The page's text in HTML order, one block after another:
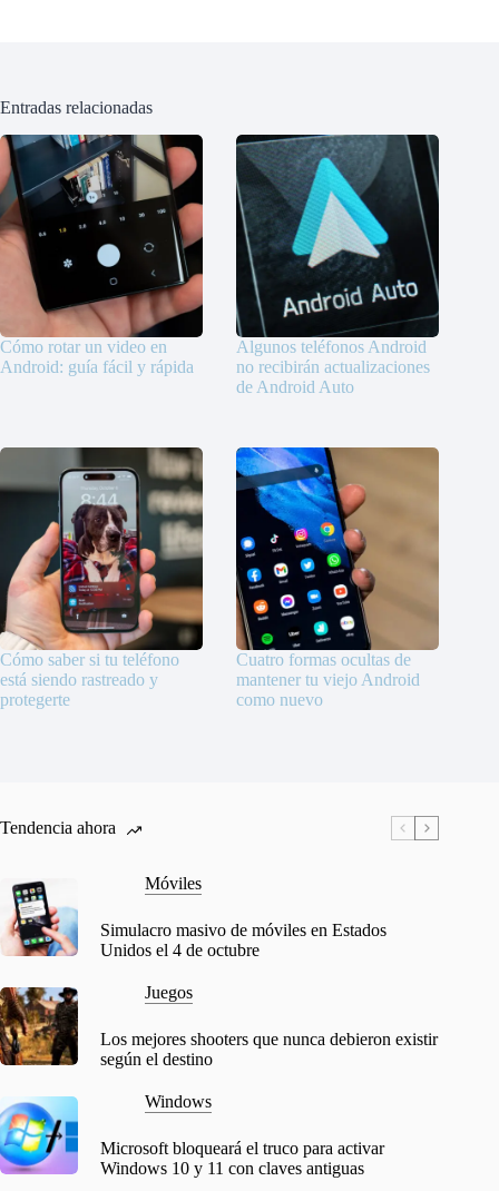
Entradas relacionadas
Cómo rotar un video en
Android: guía fácil y rápida
Algunos teléfonos Android
no recibirán actualizaciones
de Android Auto
Cómo saber si tu teléfono
está siendo rastreado y
protegerte
Cuatro formas ocultas de
mantener tu viejo Android
como nuevo
Tendencia ahora
Móviles
Simulacro masivo de móviles en Estados
Unidos el 4 de octubre
Juegos
Los mejores shooters que nunca debieron existir
según el destino
Windows
Microsoft bloqueará el truco para activar
Windows 10 y 11 con claves antiguas